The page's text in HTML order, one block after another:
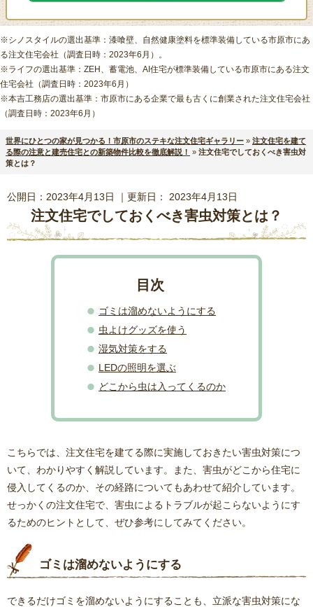
※シノスタイルの選出基準：漆喰壁、自然健康塗料を標準装備している市原市にあ
る注文住宅会社（調査日時：2023年6月）。
※ライフの選出基準：ZEH、蓄電池、AI住宅が標準装備している市原市にある注文
住宅会社（調査日時：2023年6月）
※本吉工務店の選出基準：市原市にある企業で最も古くに創業された注文住宅会社
（調査日時：2023年6月）
世界にひとつの家が見つかる！市原市のステキな注文住宅ギャラリー » 注文住宅を建て
る際の注意と建売住宅との新築物件比較を徹底解説！ » 注文住宅でしておくべき害虫対
策とは？
公開日： 2023年4月13日 ｜更新日： 2023年4月13日
注文住宅でしておくべき害虫対策とは？
ゴミは溜めないようにする
虫よけグッズを使う
湿気対策をする
LEDの照明を選ぶ
どこから虫は入ってくるのか
こちらでは、注文住宅を建てる際に実施しておきたい害虫対策につ
いて、わかりやすく解説しています。また、害虫がどこから住宅に
侵入してくるのか、その経路についてもあわせて紹介しています。
せっかくの注文住宅で、害虫によるトラブルが起こらないようにす
るためのヒントとして、ぜひ参考にしてみてください。
ゴミは溜めないようにする
できるだけゴミを溜めないようにすることも、立派な害虫対策にな